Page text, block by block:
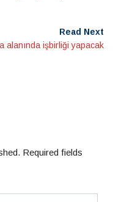
Read Next
alanında işbirliği yapacak
Required fields